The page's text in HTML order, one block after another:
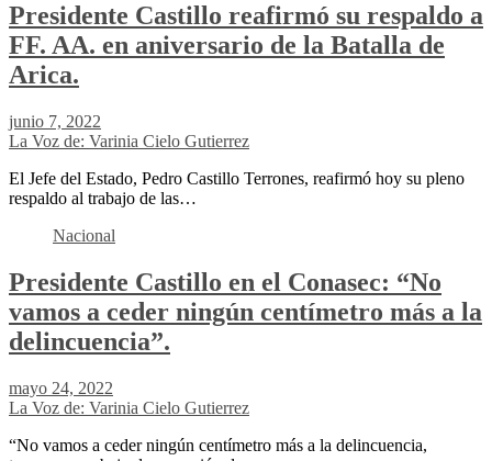
Presidente Castillo reafirmó su respaldo a
FF. AA. en aniversario de la Batalla de
Arica.
junio 7, 2022
La Voz de: Varinia Cielo Gutierrez
El Jefe del Estado, Pedro Castillo Terrones, reafirmó hoy su pleno
respaldo al trabajo de las…
Nacional
Presidente Castillo en el Conasec: “No
vamos a ceder ningún centímetro más a la
delincuencia”.
mayo 24, 2022
La Voz de: Varinia Cielo Gutierrez
“No vamos a ceder ningún centímetro más a la delincuencia,